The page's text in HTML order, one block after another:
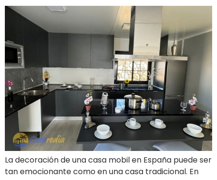
La decoración de una casa mobil en España puede ser
tan emocionante como en una casa tradicional. En